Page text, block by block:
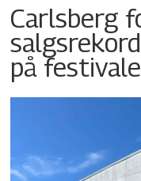
Carlsberg
på